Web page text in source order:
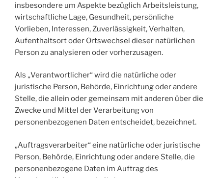
insbesondere um Aspekte bezüglich Arbeitsleistung,
wirtschaftliche Lage, Gesundheit, persönliche
Vorlieben, Interessen, Zuverlässigkeit, Verhalten,
Aufenthaltsort oder Ortswechsel dieser natürlichen
Person zu analysieren oder vorherzusagen.
Als „Verantwortlicher“ wird die natürliche oder
juristische Person, Behörde, Einrichtung oder andere
Stelle, die allein oder gemeinsam mit anderen über die
Zwecke und Mittel der Verarbeitung von
personenbezogenen Daten entscheidet, bezeichnet.
„Auftragsverarbeiter“ eine natürliche oder juristische
Person, Behörde, Einrichtung oder andere Stelle, die
personenbezogene Daten im Auftrag des